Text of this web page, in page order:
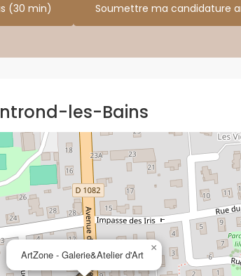
(30 min)
Soumettre ma candidature
les-Bains
ArtZone - Galerie&Atelier d'Art
×